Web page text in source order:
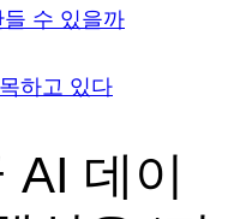
들 수 있을까
하고 있다
AI 데이